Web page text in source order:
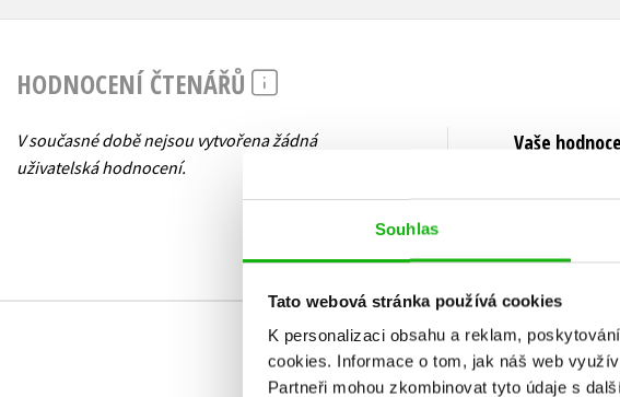
Souhlas
Tato webová stránka používá cookies
K personalizaci obsahu a reklam,
cookies. Informace o tom, jak náš web
Partneři mohou zkombinovat tyto údaje s
HODNOCENÍ ČTENÁŘŮ
V současné době nejsou vytvořena žádná
uživatelská hodnocení.
Vaše